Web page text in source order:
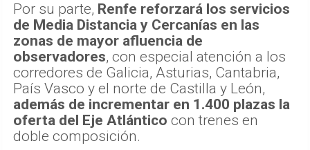
Por su parte, Renfe reforzará los servicios
de Media Distancia y Cercanías en las
zonas de mayor afluencia de
observadores, con especial atención a los
corredores de Galicia, Asturias, Cantabria,
País Vasco y el norte de Castilla y León,
además de incrementar en 1.400 plazas la
oferta del Eje Atlántico con trenes en
doble composición.